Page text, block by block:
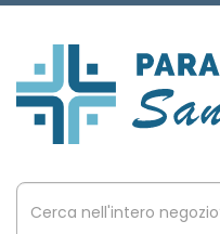
Passa
principale
San
Biagio
Cerca
Prodotto